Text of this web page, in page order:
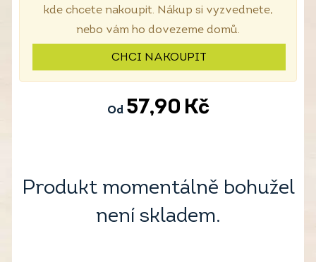
kde chcete nakoupit. Nákup si vyzvednete,
nebo vám ho dovezeme domů.
CHCI NAKOUPIT
Od 57,90 Kč
Produkt momentálně bohužel
není skladem.